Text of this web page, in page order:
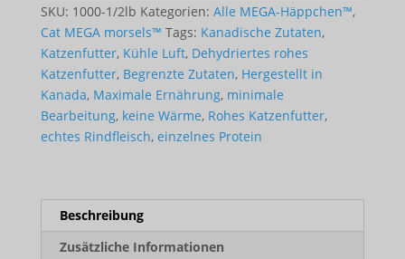
SKU: 1000-1/2lb Kategorien: Alle MEGA-Häppchen™,
Cat MEGA morsels™ Tags: Kanadische Zutaten,
Katzenfutter, Kühle Luft, Dehydriertes rohes
Katzenfutter, Begrenzte Zutaten, Hergestellt in
Kanada, Maximale Ernährung, minimale
Bearbeitung, keine Wärme, Rohes Katzenfutter,
echtes Rindfleisch, einzelnes Protein
Beschreibung
Zusätzliche Informationen